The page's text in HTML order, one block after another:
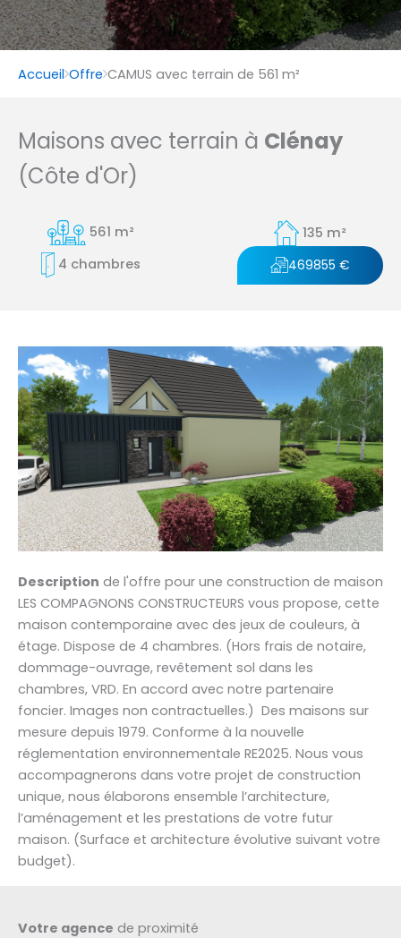
Accueil Offre CAMUS avec terrain de 561 m²
Maisons avec terrain à Clénay
(Côte d'Or)
561 m²
135 m²
4 chambres
469855 €
Description de l'offre pour une construction de maison
LES COMPAGNONS CONSTRUCTEURS vous propose, cette
maison contemporaine avec des jeux de couleurs, à
étage. Dispose de 4 chambres. (Hors frais de notaire,
dommage-ouvrage, revêtement sol dans les
chambres, VRD. En accord avec notre partenaire
foncier. Images non contractuelles.) Des maisons sur
mesure depuis 1979. Conforme à la nouvelle
réglementation environnementale RE2025. Nous vous
accompagnerons dans votre projet de construction
unique, nous élaborons ensemble l’architecture,
l’aménagement et les prestations de votre futur
maison. (Surface et architecture évolutive suivant votre
budget).
Votre agence de proximité